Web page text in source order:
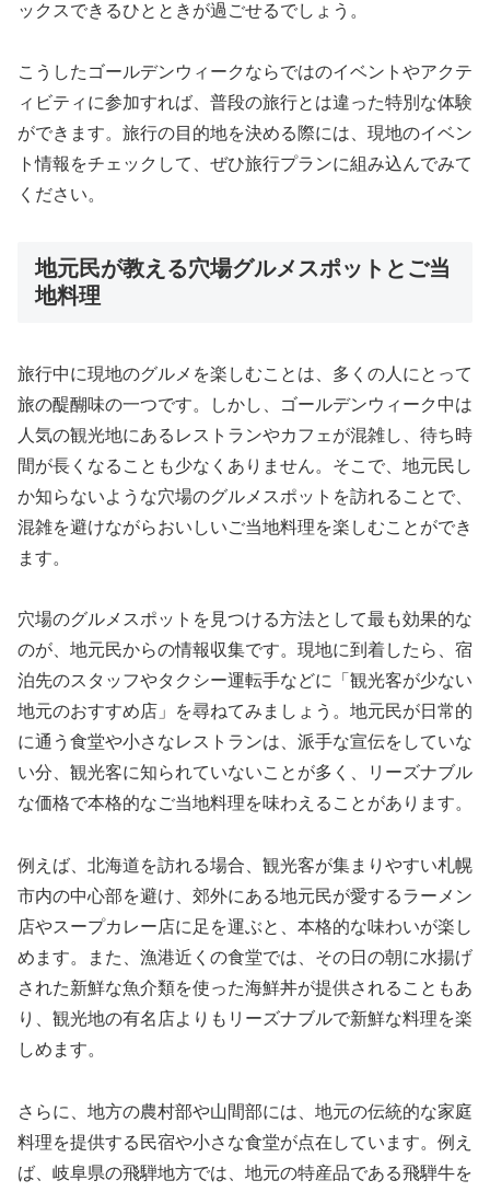
ックスできるひとときが過ごせるでしょう。
こうしたゴールデンウィークならではのイベントやアクテ
ィビティに参加すれば、普段の旅行とは違った特別な体験
ができます。旅行の目的地を決める際には、現地のイベン
ト情報をチェックして、ぜひ旅行プランに組み込んでみて
ください。
地元民が教える穴場グルメスポットとご当
地料理
旅行中に現地のグルメを楽しむことは、多くの人にとって
旅の醍醐味の一つです。しかし、ゴールデンウィーク中は
人気の観光地にあるレストランやカフェが混雑し、待ち時
間が長くなることも少なくありません。そこで、地元民し
か知らないような穴場のグルメスポットを訪れることで、
混雑を避けながらおいしいご当地料理を楽しむことができ
ます。
穴場のグルメスポットを見つける方法として最も効果的な
のが、地元民からの情報収集です。現地に到着したら、宿
泊先のスタッフやタクシー運転手などに「観光客が少ない
地元のおすすめ店」を尋ねてみましょう。地元民が日常的
に通う食堂や小さなレストランは、派手な宣伝をしていな
い分、観光客に知られていないことが多く、リーズナブル
な価格で本格的なご当地料理を味わえることがあります。
例えば、北海道を訪れる場合、観光客が集まりやすい札幌
市内の中心部を避け、郊外にある地元民が愛するラーメン
店やスープカレー店に足を運ぶと、本格的な味わいが楽し
めます。また、漁港近くの食堂では、その日の朝に水揚げ
された新鮮な魚介類を使った海鮮丼が提供されることもあ
り、観光地の有名店よりもリーズナブルで新鮮な料理を楽
しめます。
さらに、地方の農村部や山間部には、地元の伝統的な家庭
料理を提供する民宿や小さな食堂が点在しています。例え
ば、岐阜県の飛騨地方では、地元の特産品である飛騨牛を